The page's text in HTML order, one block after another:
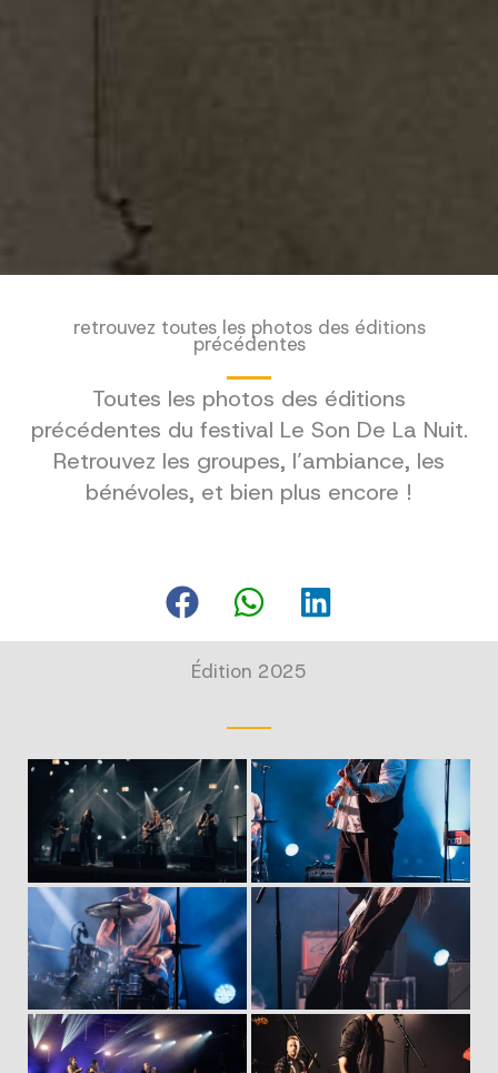
retrouvez toutes les photos des éditions
précédentes
Toutes les photos des éditions
précédentes du festival Le Son De La Nuit.
Retrouvez les groupes, l’ambiance, les
bénévoles, et bien plus encore !
Édition 2025